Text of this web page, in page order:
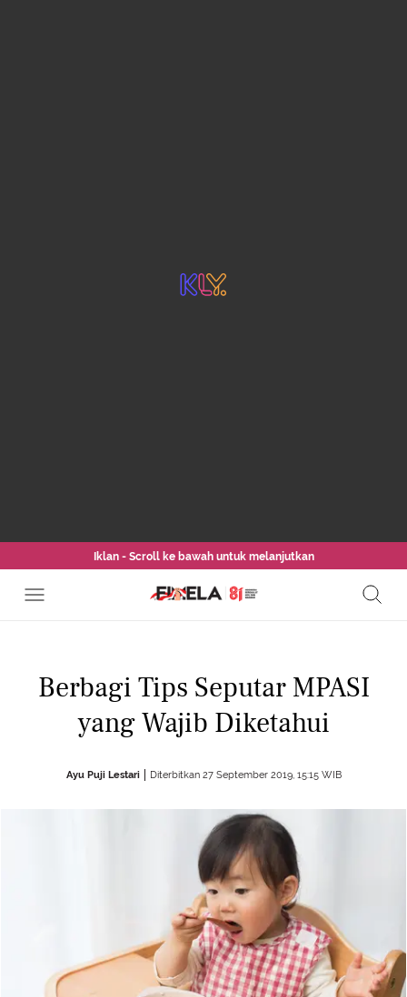
Iklan - Scroll ke bawah untuk melanjutkan
Berbagi Tips Seputar MPASI
yang Wajib Diketahui
Ayu Puji Lestari Diterbitkan 27 September 2019, 15:15 WIB